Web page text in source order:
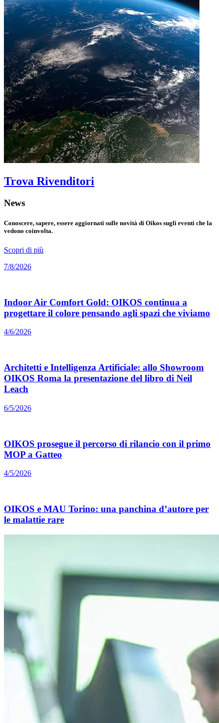
Trova Rivenditori
News
Conoscere, sapere, essere aggiornati sulle novità di Oikos sugli eventi che la
vedono coinvolta.
Scopri di più
7/8/2026
Indoor Air Comfort Gold: OIKOS continua a
progettare il colore pensando agli spazi che viviamo
4/6/2026
Architetti e Intelligenza Artificiale: allo Showroom
OIKOS Roma la presentazione del libro di Neil
Leach
6/5/2026
OIKOS prosegue il percorso di rilancio con il primo
MOP a Gatteo
4/5/2026
OIKOS e MAU Torino: una panchina d’autore per
le malattie rare